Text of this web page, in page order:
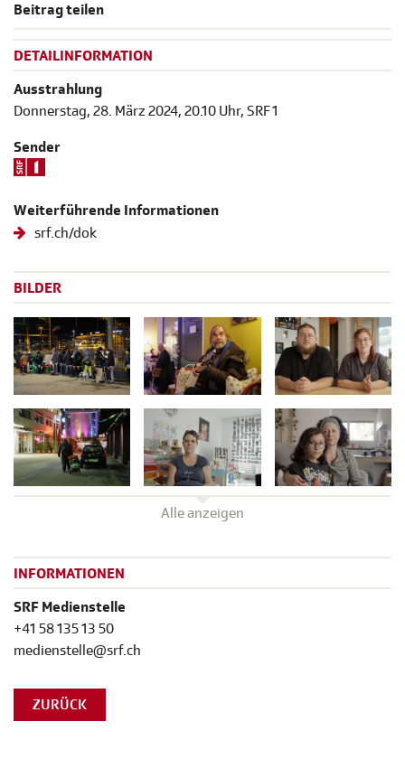
Beitrag teilen
DETAILINFORMATION
Ausstrahlung
Donnerstag, 28. März 2024, 20.10 Uhr, SRF 1
Sender
Weiterführende Informationen
srf.ch/dok
BILDER
Alle anzeigen
INFORMATIONEN
SRF Medienstelle
+41 58 135 13 50
medienstelle@srf.ch
ZURÜCK